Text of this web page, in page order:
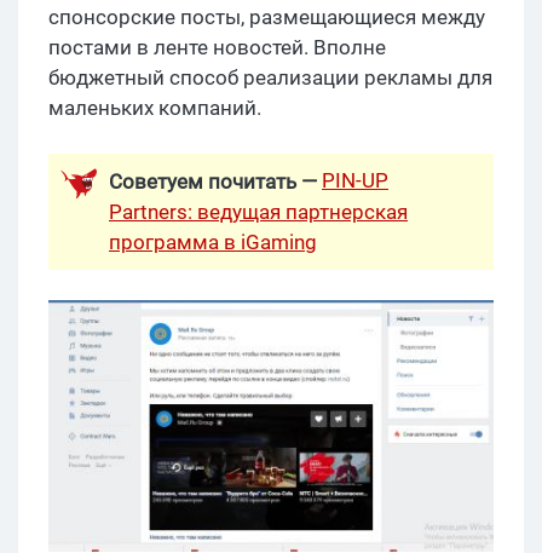
спонсорские посты, размещающиеся между
постами в ленте новостей. Вполне
бюджетный способ реализации рекламы для
маленьких компаний.
Советуем почитать — PIN-UP
Partners: ведущая партнерская
программа в iGaming